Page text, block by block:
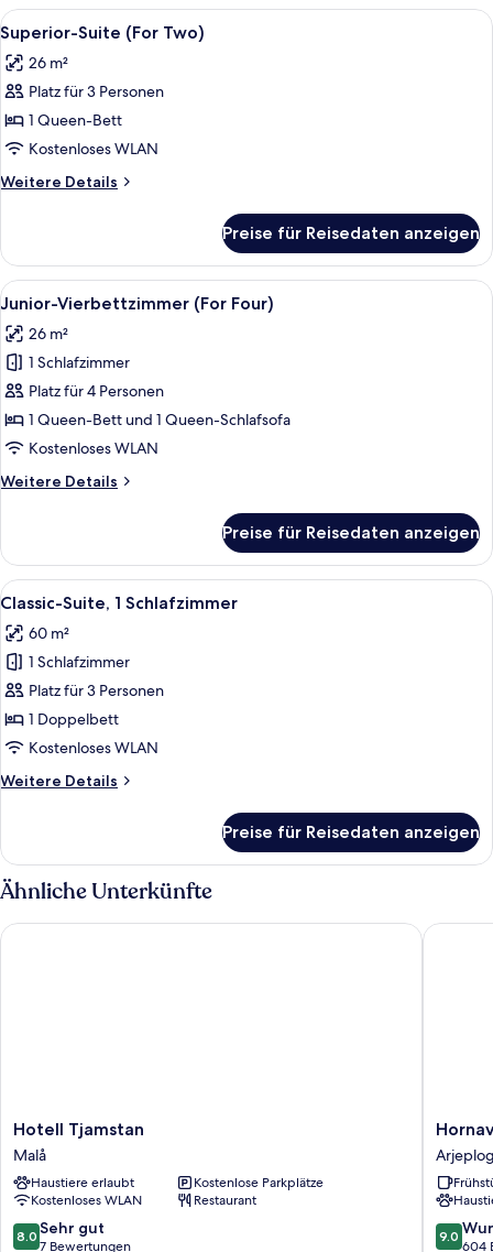
Alle
Fotos
für
Superior-
Suite
(For
Two)
anzeigen
Ein modernes Hotelzimmer mit
4
Superior-Suite (For Two)
26 m²
Platz für 3 Personen
1 Queen-Bett
Kostenloses WLAN
Weitere Details
Weitere
Suite
(For
Two)
Preise für Reisedaten anzeigen
Alle
Fotos
für
Junior-
Vierbettzimmer
(For
Four)
Ein modernes Hotelzimmer mit
2
Junior-Vierbettzimmer (For Four)
26 m²
1 Schlafzimmer
Platz für 4 Personen
1 Queen-Bett und 1 Queen-Schlafsofa
Kostenloses WLAN
Weitere Details
Weitere
Vierbettzimmer
(For
Four)
Preise für Reisedaten anzeigen
Alle
Fotos
für
Classic-
Suite,
1
Schlafzimmer
Ein modernes Hotelzimmer mit Bett,
4
Classic-Suite, 1 Schlafzimmer
60 m²
1 Schlafzimmer
Platz für 3 Personen
1 Doppelbett
Kostenloses WLAN
Weitere Details
Weitere
Suite,
1
Schlafzimmer
Preise für Reisedaten anzeigen
Ähnliche Unterkünfte
Hotell
Tjamstan
Malå
Hotell Tjamstan
Malå
Haustiere erlaubt
Kostenlose Parkplätze
Kostenloses WLAN
Restaurant
8.0
von
8.0 Sehr gut
7 Bewertungen
Hotell Tjamstan
Hotell
Arjeplog
9.0
von
9.0
604